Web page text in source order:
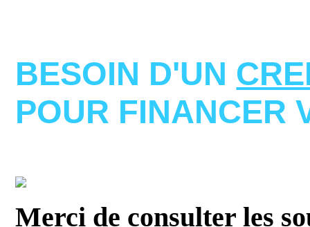
BESOIN D'UN
POUR FINANCER
Merci de consulter les